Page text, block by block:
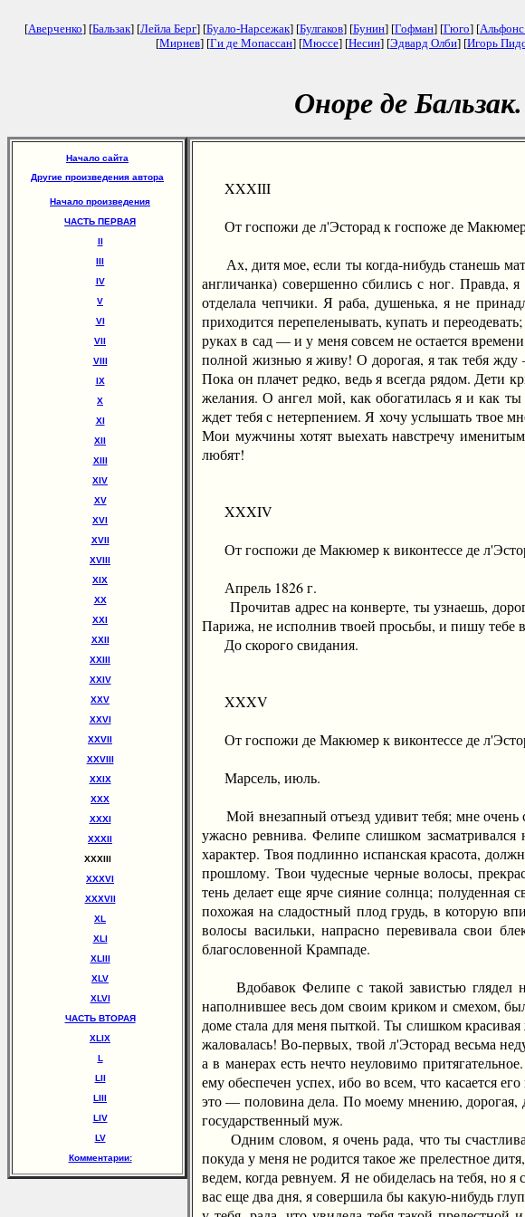
[Аверченко] [Бальзак] [Лейла Берг] [Буало-Нарсежак] [Булгаков] [Бунин] [Гофман] [Гюго] [
[Мирнев] [Ги де Мопассан] [Мюссе] [Несин] [Эдвард Олби] [Игорь
Оноре де
Начало сайта
Другие произведения автора
Начало произведения
ЧАСТЬ ПЕРВАЯ
II
III
IV
V
VI
VII
VIII
IX
X
XI
XII
XIII
XIV
XV
XVI
XVII
XVIII
XIX
XX
XXI
XXII
XXIII
XXIV
XXV
XXVI
XXVII
XXVIII
XXIX
XXX
XXXI
XXXII
XXXIII
XXXVI
XXXVII
XL
XLI
XLIII
XLV
XLVI
ЧАСТЬ ВТОРАЯ
ХLIХ
L
LII
LIII
LIV
LV
Комментарии:
XXXIII
От госпожи де л'Эсторад к госпоже де
Ах, дитя мое, если ты когда-нибудь станешь
англичанка) совершенно сбились с ног. Правда,
отделала чепчики. Я раба, душенька, я не
приходится перепеленывать, купать и
руках в сад — и у меня совсем не остается
полной жизнью я живу! О дорогая, я так тебя жду
Пока он плачет редко, ведь я всегда рядом. Дети
желания. О ангел мой, как обогатилась я и как
ждет тебя с нетерпением. Я хочу услышать твое
Мои мужчины хотят выехать навстречу
любят!
XXXIV
От госпожи де Макюмер к виконтессе де
Апрель 1826 г.
Прочитав адрес на конверте, ты узнаешь,
Парижа, не исполнив твоей просьбы, и пишу тебе
До скорого свидания.
XXXV
От госпожи де Макюмер к виконтессе де
Марсель, июль.
Мой внезапный отъезд удивит тебя; мне очень
ужасно ревнива. Фелипе слишком
характер. Твоя подлинно испанская красота,
прошлому. Твои чудесные черные волосы,
тень делает еще ярче сияние солнца;
похожая на сладостный плод грудь, в которую
волосы васильки, напрасно перевивала свои
благословенной Крампаде.
Вдобавок Фелипе с такой завистью глядел
наполнившее весь дом своим криком и смехом,
доме стала для меня пыткой. Ты слишком
жаловалась! Во-первых, твой л'Эсторад весьма
а в манерах есть нечто неуловимо
ему обеспечен успех, ибо во всем, что касается
это — половина дела. По моему мнению,
государственный муж.
Одним словом, я очень рада, что ты
покуда у меня не родится такое же прелестное
ведем, когда ревнуем. Я не обиделась на тебя, но
вас еще два дня, я совершила бы какую-нибудь